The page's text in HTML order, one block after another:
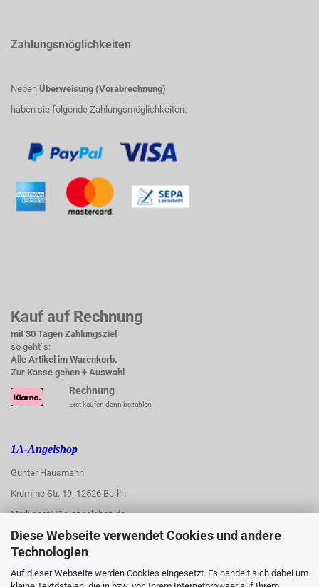
Diese Webseite verwendet Cookies und andere
Technologien
Auf dieser Webseite werden Cookies eingesetzt. Es handelt sich dabei um
Zahlungsmöglichkeiten
Neben Überweisung (Vorabrechnung)
haben sie folgende Zahlungsmöglichkeiten:
Kauf auf Rechnung
mit 30 Tagen Zahlungsziel
so geht´s:
Alle Artikel im Warenkorb.
Zur Kasse gehen + Auswahl
Rechnung
Erst kaufen dann bezahlen
1A-Angelshop
Gunter Hausmann
Krumme Str. 19, 12526 Berlin
Mail: post@1a-angelshop.de
1A-Angelshop-
Ladengeschäft::